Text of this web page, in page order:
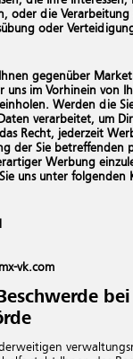
oder die
oder
gegenüber
uns im Vorhinein von
Werden die
verarbeitet, um
Recht, jederzeit
der Sie betreffenden
Werbung
uns unter folgenden
​vk.​com